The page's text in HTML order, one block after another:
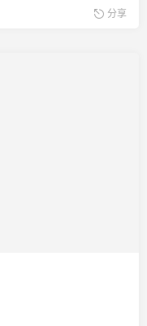
分享